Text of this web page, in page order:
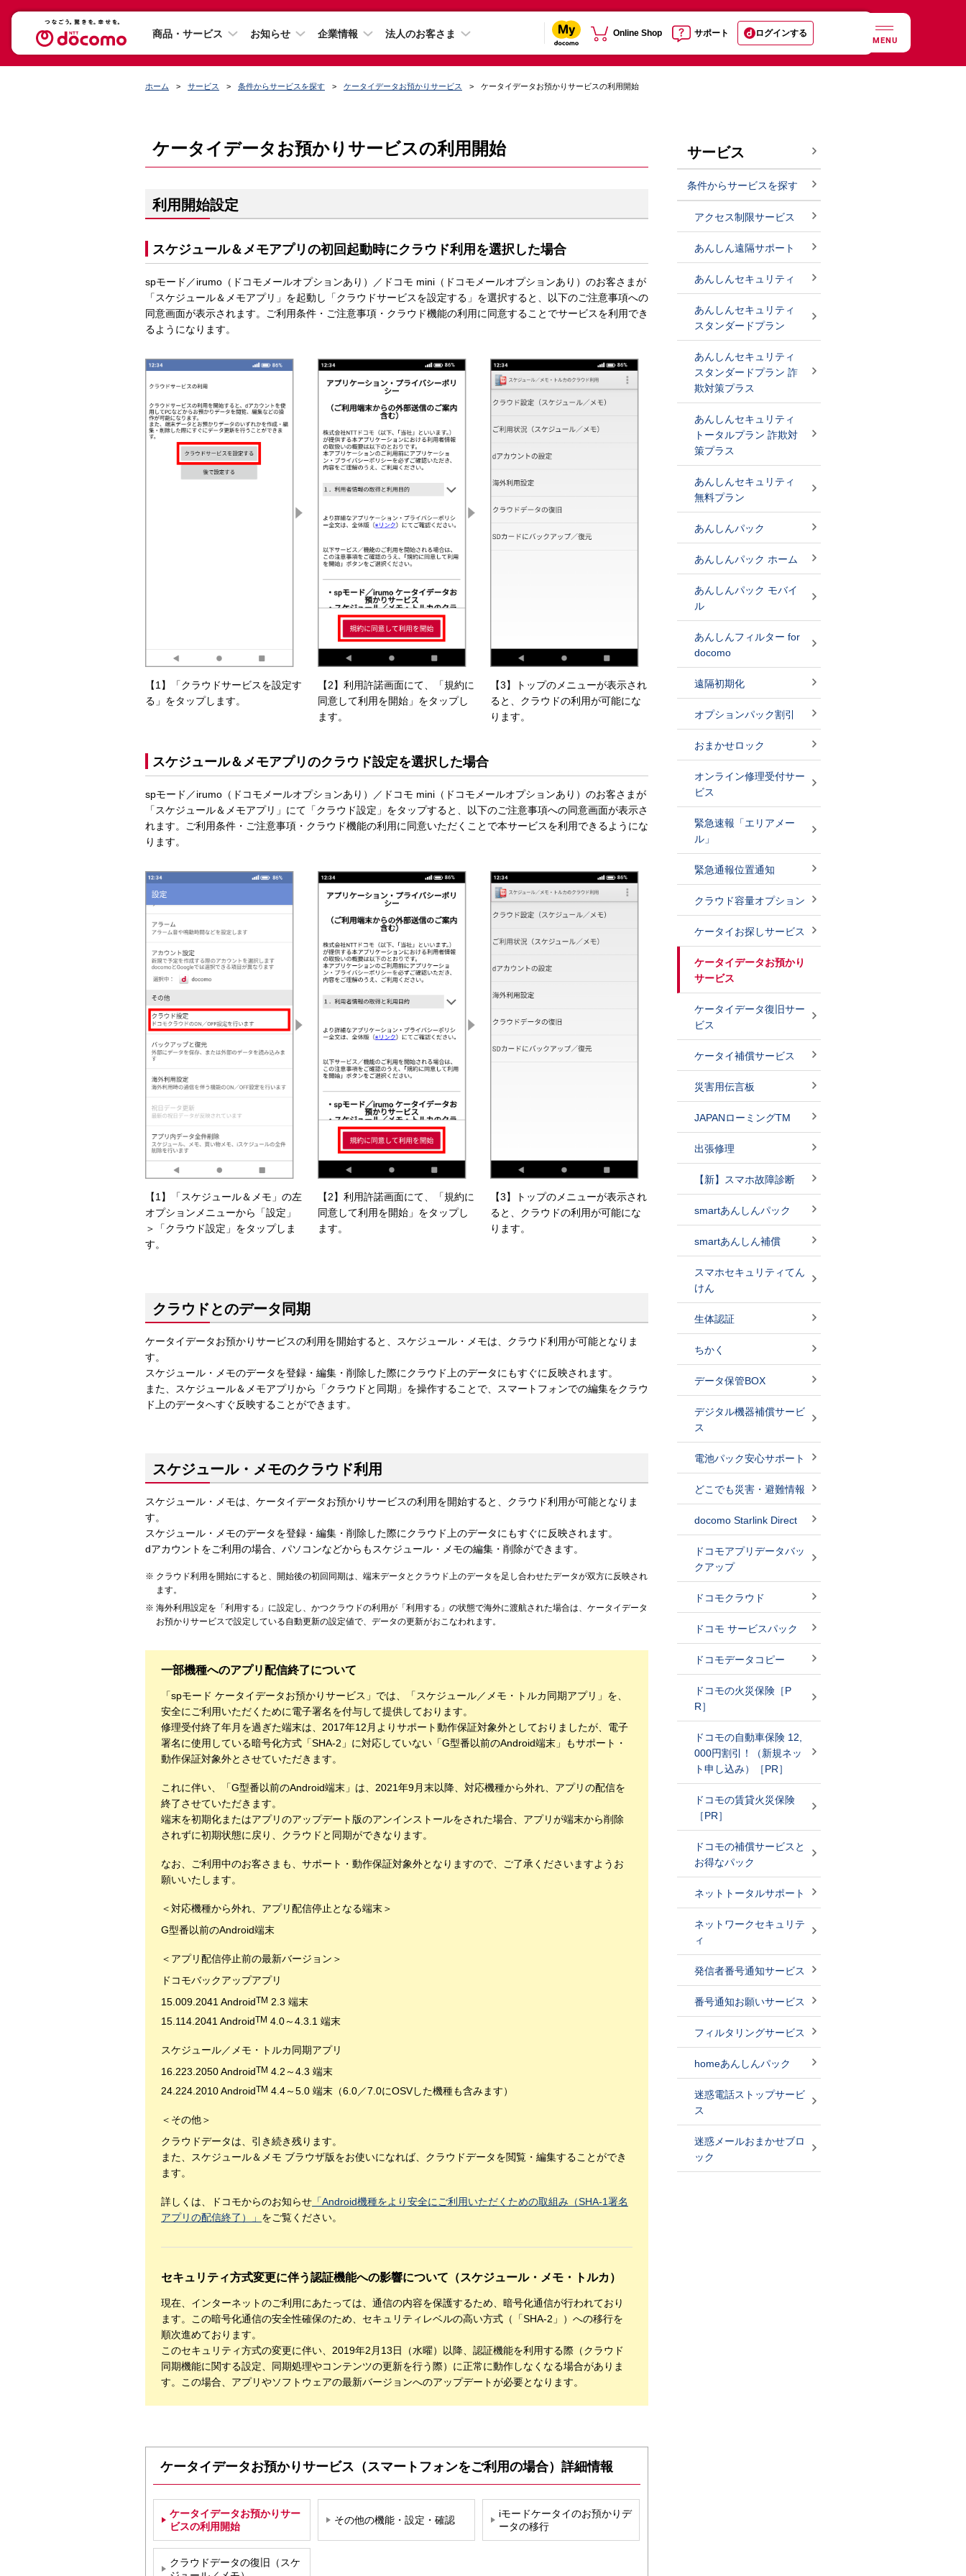
商品・サービス お知らせ 企業情報 法人のお客さま Online Shop サポート ログインする
MENU
ホーム サービス 条件からサービスを探す ケータイデータお預かりサービス ケータイデータお預かりサービスの利用開始
ケータイデータお預かりサービスの利用開始
利用開始設定
スケジュール＆メモアプリの初回起動時にクラウド利用を選択した場合
spモード／irumo（ドコモメールオプションあり）／ドコモ mini（ドコモメールオプションあり）のお客さまが
「スケジュール＆メモアプリ」を起動し「クラウドサービスを設定する」を選択すると、以下のご注意事項への
同意画面が表示されます。ご利用条件・ご注意事項・クラウド機能の利用に同意することでサービスを利用でき
るようになります。
【1】「クラウドサービスを設定す
る」をタップします。
【2】利用許諾画面にて、「規約に
同意して利用を開始」をタップし
ます。
【3】トップのメニューが表示され
ると、クラウドの利用が可能にな
ります。
スケジュール＆メモアプリのクラウド設定を選択した場合
spモード／irumo（ドコモメールオプションあり）／ドコモ mini（ドコモメールオプションあり）のお客さまが
「スケジュール＆メモアプリ」にて「クラウド設定」をタップすると、以下のご注意事項への同意画面が表示さ
れます。ご利用条件・ご注意事項・クラウド機能の利用に同意いただくことで本サービスを利用できるようにな
ります。
【1】「スケジュール＆メモ」の左
オプションメニューから「設定」
＞「クラウド設定」をタップしま
す。
【2】利用許諾画面にて、「規約に
同意して利用を開始」をタップし
ます。
【3】トップのメニューが表示され
ると、クラウドの利用が可能にな
ります。
クラウドとのデータ同期
ケータイデータお預かりサービスの利用を開始すると、スケジュール・メモは、クラウド利用が可能となりま
す。
スケジュール・メモのデータを登録・編集・削除した際にクラウド上のデータにもすぐに反映されます。
また、スケジュール＆メモアプリから「クラウドと同期」を操作することで、スマートフォンでの編集をクラウ
ド上のデータへすぐ反映することができます。
スケジュール・メモのクラウド利用
スケジュール・メモは、ケータイデータお預かりサービスの利用を開始すると、クラウド利用が可能となりま
す。
スケジュール・メモのデータを登録・編集・削除した際にクラウド上のデータにもすぐに反映されます。
dアカウントをご利用の場合、パソコンなどからもスケジュール・メモの編集・削除ができます。
クラウド利用を開始にすると、開始後の初回同期は、端末データとクラウド上のデータを足し合わせたデータが双方に反映され
ます。
海外利用設定を「利用する」に設定し、かつクラウドの利用が「利用する」の状態で海外に渡航された場合は、ケータイデータ
お預かりサービスで設定している自動更新の設定値で、データの更新がおこなわれます。
一部機種へのアプリ配信終了について
「spモード ケータイデータお預かりサービス」では、「スケジュール／メモ・トルカ同期アプリ」を、
安全にご利用いただくために電子署名を付与して提供しております。
修理受付終了年月を過ぎた端末は、2017年12月よりサポート動作保証対象外としておりましたが、電子
署名に使用している暗号化方式「SHA-2」に対応していない「G型番以前のAndroid端末」もサポート・
動作保証対象外とさせていただきます。
これに伴い、「G型番以前のAndroid端末」は、2021年9月末以降、対応機種から外れ、アプリの配信を
終了させていただきます。
端末を初期化またはアプリのアップデート版のアンインストールをされた場合、アプリが端末から削除
されずに初期状態に戻り、クラウドと同期ができなります。
なお、ご利用中のお客さまも、サポート・動作保証対象外となりますので、ご了承くださいますようお
願いいたします。
＜対応機種から外れ、アプリ配信停止となる端末＞
G型番以前のAndroid端末
＜アプリ配信停止前の最新バージョン＞
ドコモバックアップアプリ
15.009.2041 AndroidTM 2.3 端末
15.114.2041 AndroidTM 4.0～4.3.1 端末
スケジュール／メモ・トルカ同期アプリ
16.223.2050 AndroidTM 4.2～4.3 端末
24.224.2010 AndroidTM 4.4～5.0 端末（6.0／7.0にOSVした機種も含みます）
＜その他＞
クラウドデータは、引き続き残ります。
また、スケジュール＆メモ ブラウザ版をお使いになれば、クラウドデータを閲覧・編集することができ
ます。
詳しくは、ドコモからのお知らせ 「Android機種をより安全にご利用いただくための取組み（SHA-1署名
アプリの配信終了）」 をご覧ください。
セキュリティ方式変更に伴う認証機能への影響について（スケジュール・メモ・トルカ）
現在、インターネットのご利用にあたっては、通信の内容を保護するため、暗号化通信が行われており
ます。この暗号化通信の安全性確保のため、セキュリティレベルの高い方式（「SHA-2」）への移行を
順次進めております。
このセキュリティ方式の変更に伴い、2019年2月13日（水曜）以降、認証機能を利用する際（クラウド
同期機能に関する設定、同期処理やコンテンツの更新を行う際）に正常に動作しなくなる場合がありま
す。この場合、アプリやソフトウェアの最新バージョンへのアップデートが必要となります。
ケータイデータお預かりサービス（スマートフォンをご利用の場合）詳細情報
ケータイデータお預かりサー
ビスの利用開始
その他の機能・設定・確認
iモードケータイのお預かりデ
ータの移行
クラウドデータの復旧（スケ
サービス
条件からサービスを探す
アクセス制限サービス
あんしん遠隔サポート
あんしんセキュリティ
あんしんセキュリティ
スタンダードプラン
あんしんセキュリティ
スタンダードプラン 詐
欺対策プラス
あんしんセキュリティ
トータルプラン 詐欺対
策プラス
あんしんセキュリティ
無料プラン
あんしんパック
あんしんパック ホーム
あんしんパック モバイ
ル
あんしんフィルター for
docomo
遠隔初期化
オプションパック割引
おまかせロック
オンライン修理受付サー
ビス
緊急速報「エリアメー
ル」
緊急通報位置通知
クラウド容量オプション
ケータイお探しサービス
ケータイデータお預かり
サービス
ケータイデータ復旧サー
ビス
ケータイ補償サービス
災害用伝言板
JAPANローミングTM
出張修理
【新】スマホ故障診断
smartあんしんパック
smartあんしん補償
スマホセキュリティてん
けん
生体認証
ちかく
データ保管BOX
デジタル機器補償サービ
ス
電池パック安心サポート
どこでも災害・避難情報
docomo Starlink Direct
ドコモアプリデータバッ
クアップ
ドコモクラウド
ドコモ サービスパック
ドコモデータコピー
ドコモの火災保険［P
R］
ドコモの自動車保険 12,
000円割引！（新規ネッ
ト申し込み）［PR］
ドコモの賃貸火災保険
［PR］
ドコモの補償サービスと
お得なパック
ネットトータルサポート
ネットワークセキュリテ
ィ
発信者番号通知サービス
番号通知お願いサービス
フィルタリングサービス
homeあんしんパック
迷惑電話ストップサービ
ス
迷惑メールおまかせブロ
ック